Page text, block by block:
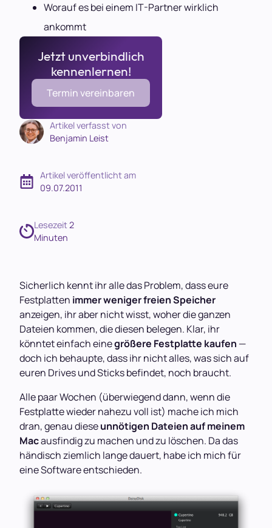
Artikel verfasst von
Benjamin Leist
Artikel veröffentlicht am
09.07.2011
Sicherlich kennt ihr alle das Problem, dass eure
Festplatten immer weniger freien Speicher
anzeigen, ihr aber nicht wisst, woher die ganzen
Dateien kommen, die diesen belegen. Klar, ihr
könntet einfach einegrößere Festplatte kaufen —
doch ich behaupte, dass ihr nicht alles, was sich auf
euren Drives und Sticks befindet, noch braucht.
Alle paar Wochen (überwiegend dann, wenn die
Festplatte wieder nahezu voll ist) mache ich mich
dran, genau dieseunnötigen Dateien auf meinem
Macausfindig zu machen und zu löschen. Da das
händisch ziemlich lange dauert, habe ich mich für
eine Software entschieden.
Worauf es bei einem IT-Partner wirklich
ankommt
Jetzt unverbindlich
kennenlernen!
Termin vereinbaren